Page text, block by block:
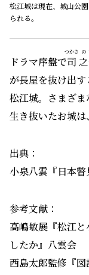
松江城は現在、城山公
られる。
ドラマ序盤で司
つかさ
之
の
が長屋を抜け出
松江城。さまざ
生き抜いたお城は
出典：
小泉八雲『日本
参考文献：
高嶋敏展『松江
したか』八雲会
西島太郎監修『